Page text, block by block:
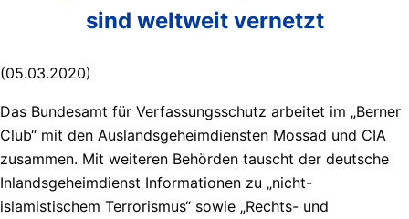
sind weltweit vernetzt
(05.03.2020)
Das Bundesamt für Verfassungsschutz arbeitet im „Berner
Club“ mit den Auslandsgeheimdiensten Mossad und CIA
zusammen. Mit weiteren Behörden tauscht der deutsche
Inlandsgeheimdienst Informationen zu „nicht-
islamistischem Terrorismus“ sowie „Rechts- und